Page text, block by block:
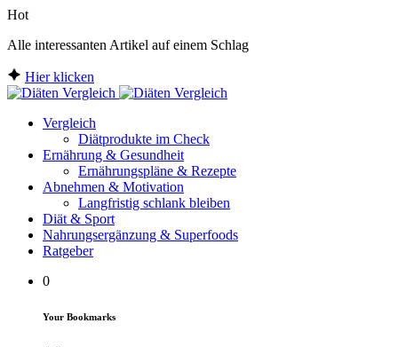
Hot
Alle interessanten Artikel auf einem Schlag
Hier klicken
Vergleich
Diätprodukte im Check
Ernährung & Gesundheit
Ernährungspläne & Rezepte
Abnehmen & Motivation
Langfristig schlank bleiben
Diät & Sport
Nahrungsergänzung & Superfoods
Ratgeber
0
Your Bookmarks